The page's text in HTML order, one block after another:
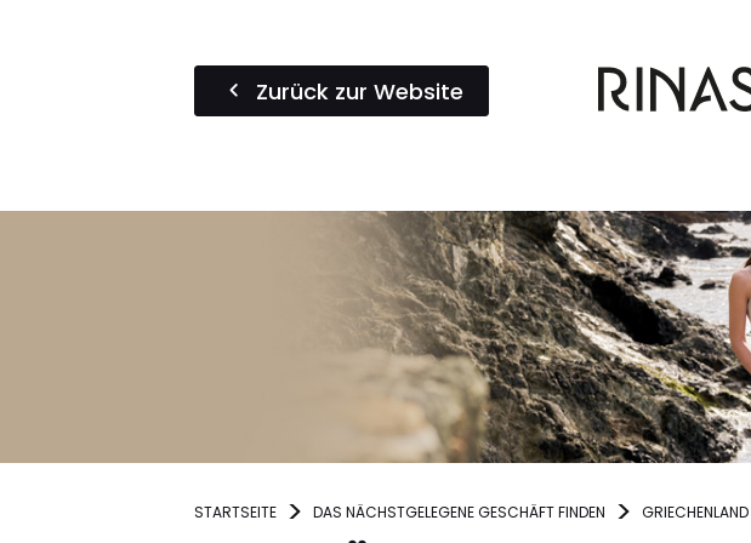
Zurück zur Website
STARTSEITE DAS NÄCHSTGELEGENE GESCHÄFT FINDEN GRIECHENLAND